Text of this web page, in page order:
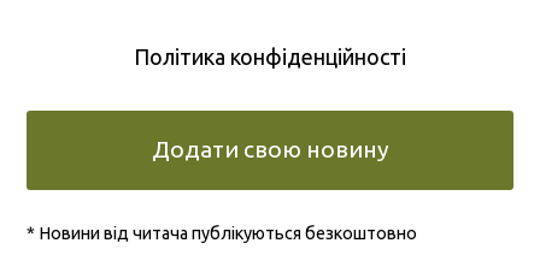
Політика конфіденційності
Додати свою новину
* Новини від читача публікуються безкоштовно